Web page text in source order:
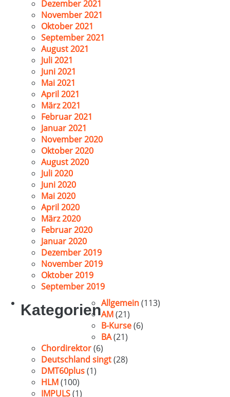
Dezember 2021
November 2021
Oktober 2021
September 2021
August 2021
Juli 2021
Juni 2021
Mai 2021
April 2021
März 2021
Februar 2021
Januar 2021
November 2020
Oktober 2020
August 2020
Juli 2020
Juni 2020
Mai 2020
April 2020
März 2020
Februar 2020
Januar 2020
Dezember 2019
November 2019
Oktober 2019
September 2019
KategorienAllgemein(113)
AM(21)
B-Kurse(6)
BA(21)
Chordirektor(6)
Deutschland singt(28)
DMT60plus(1)
HLM(100)
IMPULS(1)